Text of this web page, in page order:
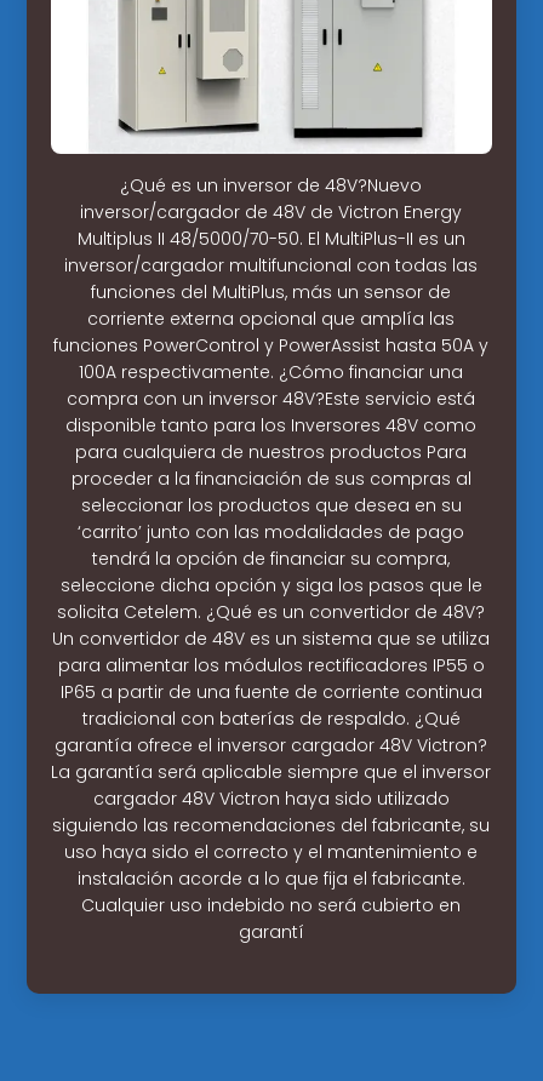
¿Qué es un inversor de 48V?Nuevo
inversor/cargador de 48V de Victron Energy
Multiplus II 48/5000/70-50. El MultiPlus-II es un
inversor/cargador multifuncional con todas las
funciones del MultiPlus, más un sensor de
corriente externa opcional que amplía las
funciones PowerControl y PowerAssist hasta 50A y
100A respectivamente. ¿Cómo financiar una
compra con un inversor 48V?Este servicio está
disponible tanto para los Inversores 48V como
para cualquiera de nuestros productos Para
proceder a la financiación de sus compras al
seleccionar los productos que desea en su
‘carrito’ junto con las modalidades de pago
tendrá la opción de financiar su compra,
seleccione dicha opción y siga los pasos que le
solicita Cetelem. ¿Qué es un convertidor de 48V?
Un convertidor de 48V es un sistema que se utiliza
para alimentar los módulos rectificadores IP55 o
IP65 a partir de una fuente de corriente continua
tradicional con baterías de respaldo. ¿Qué
garantía ofrece el inversor cargador 48V Victron?
La garantía será aplicable siempre que el inversor
cargador 48V Victron haya sido utilizado
siguiendo las recomendaciones del fabricante, su
uso haya sido el correcto y el mantenimiento e
instalación acorde a lo que fija el fabricante.
Cualquier uso indebido no será cubierto en
garantí